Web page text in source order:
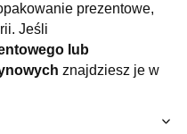
prezentowe,
Jeśli
lub
znajdziesz je w